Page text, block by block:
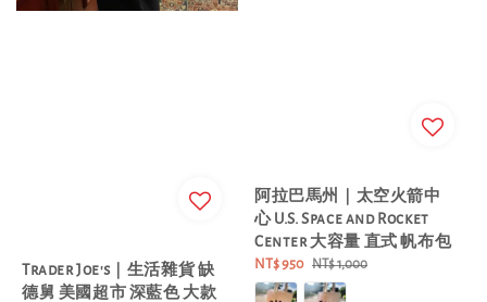
Trader Joe's｜生活雜貨 缺
德舅 美國超市 深藍色 大款
阿拉巴馬州｜太空火箭中
心 U.S. Space and Rocket
Center 大容量 直式 帆布包
Sale
price
NT$ 950 Regular
price
NT$ 1,000